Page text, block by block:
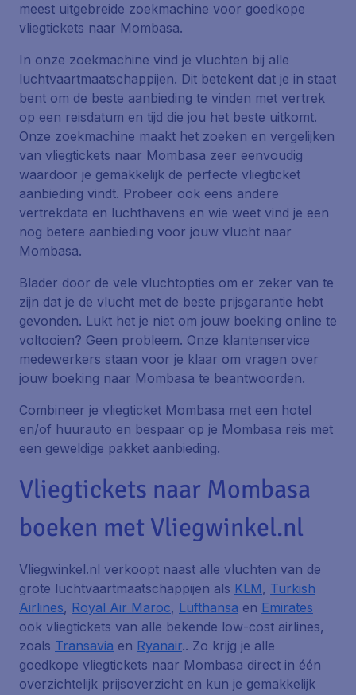
meest uitgebreide zoekmachine voor goedkope
vliegtickets naar Mombasa.
In onze zoekmachine vind je vluchten bij alle
luchtvaartmaatschappijen. Dit betekent dat je in staat
bent om de beste aanbieding te vinden met vertrek
op een reisdatum en tijd die jou het beste uitkomt.
Onze zoekmachine maakt het zoeken en vergelijken
van vliegtickets naar Mombasa zeer eenvoudig
waardoor je gemakkelijk de perfecte vliegticket
aanbieding vindt. Probeer ook eens andere
vertrekdata en luchthavens en wie weet vind je een
nog betere aanbieding voor jouw vlucht naar
Mombasa.
Blader door de vele vluchtopties om er zeker van te
zijn dat je de vlucht met de beste prijsgarantie hebt
gevonden. Lukt het je niet om jouw boeking online te
voltooien? Geen probleem. Onze klantenservice
medewerkers staan voor je klaar om vragen over
jouw boeking naar Mombasa te beantwoorden.
Combineer je vliegticket Mombasa met een hotel
en/of huurauto en bespaar op je Mombasa reis met
een geweldige pakket aanbieding.
Vliegtickets naar Mombasa
boeken met Vliegwinkel.nl
Vliegwinkel.nl verkoopt naast alle vluchten van de
grote luchtvaartmaatschappijen als KLM, Turkish
Airlines, Royal Air Maroc, Lufthansa en Emirates
ook vliegtickets van alle bekende low-cost airlines,
zoals Transavia en Ryanair.. Zo krijg je alle
goedkope vliegtickets naar Mombasa direct in één
overzichtelijk prijsoverzicht en kun je gemakkelijk